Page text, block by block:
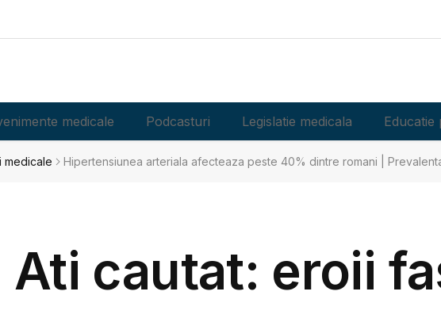
medicale Podcasturi Legislatie medicala Educatie
medicale Hipertensiunea arteriala afecteaza peste 40% dintre romani |
Ati cautat: eroii